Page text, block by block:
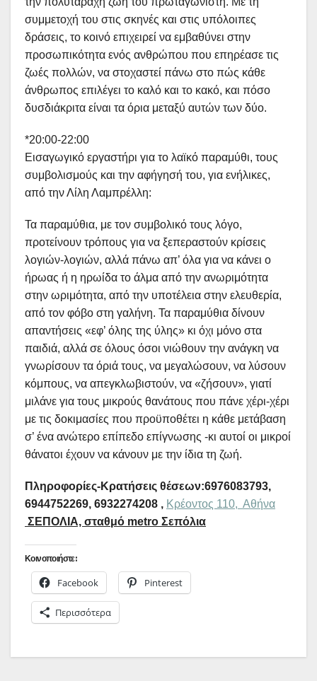
συμμετοχή του στις σκηνές και στις υπόλοιπες
δράσεις, το κοινό επιχειρεί να εμβαθύνει στην
προσωπικότητα ενός ανθρώπου που επηρέασε τις
ζωές πολλών, να στοχαστεί πάνω στο πώς κάθε
άνθρωπος επιλέγει το καλό και το κακό, και πόσο
δυσδιάκριτα είναι τα όρια μεταξύ αυτών των δύο.
*20:00-22:00
Εισαγωγικό εργαστήρι για το λαϊκό παραμύθι, τους
συμβολισμούς και την αφήγησή του, για ενήλικες,
από την Λίλη Λαμπρέλλη:
Τα παραμύθια, με τον συμβολικό τους λόγο,
προτείνουν τρόπους για να ξεπεραστούν κρίσεις
λογιών-λογιών, αλλά πάνω απ’ όλα για να κάνει ο
ήρωας ή η ηρωίδα το άλμα από την ανωριμότητα
στην ωριμότητα, από την υποτέλεια στην ελευθερία,
από τον φόβο στη γαλήνη. Τα παραμύθια δίνουν
απαντήσεις «εφ’ όλης της ύλης» κι όχι μόνο στα
παιδιά, αλλά σε όλους όσοι νιώθουν την ανάγκη να
γνωρίσουν τα όριά τους, να μεγαλώσουν, να λύσουν
κόμπους, να απεγκλωβιστούν, να «ζήσουν», γιατί
μιλάνε για τους μικρούς θανάτους που πάνε χέρι-χέρι
με τις δοκιμασίες που προϋποθέτει η κάθε μετάβαση
σ’ ένα ανώτερο επίπεδο επίγνωσης -κι αυτοί οι μικροί
θάνατοι έχουν να κάνουν με την ίδια τη ζωή.
Πληροφορίες-Κρατήσεις θέσεων:6976083793,
6944752269, 6932274208 , Κρέoντος 110, Αθήνα
ΣΕΠΟΛΙΑ, σταθμό metro Σεπόλια
Κοινοποιήστε:
Facebook Pinterest
Περισσότερα